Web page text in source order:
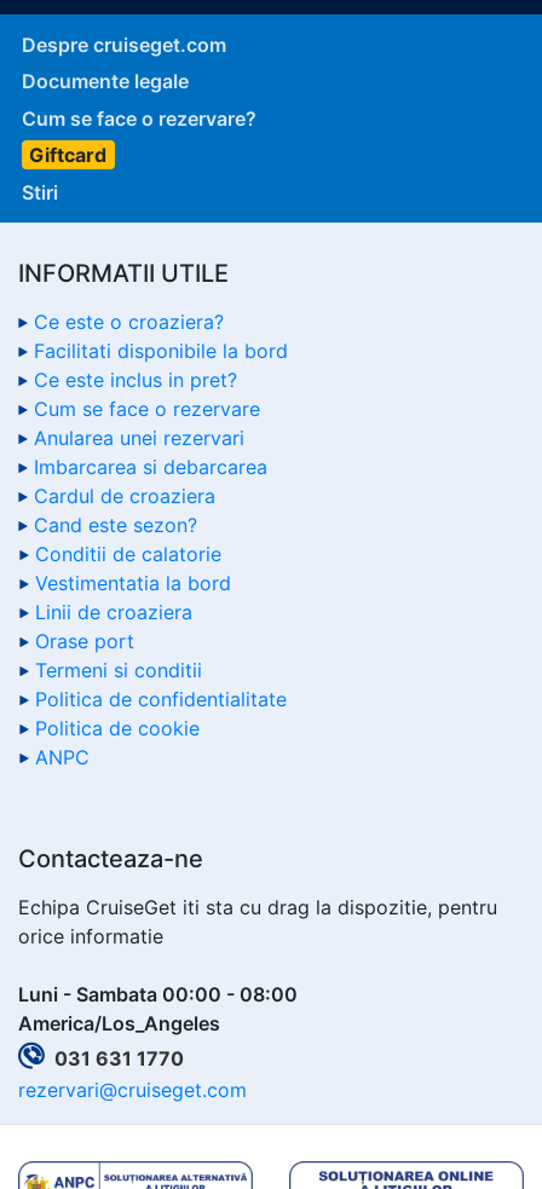
Despre cruiseget.com
Documente legale
Cum se face o rezervare?
Giftcard
Stiri
INFORMATII UTILE
Ce este o croaziera?
Facilitati disponibile la bord
Ce este inclus in pret?
Cum se face o rezervare
Anularea unei rezervari
Imbarcarea si debarcarea
Cardul de croaziera
Cand este sezon?
Conditii de calatorie
Vestimentatia la bord
Linii de croaziera
Orase port
Termeni si conditii
Politica de confidentialitate
Politica de cookie
ANPC
Contacteaza-ne
Echipa CruiseGet iti sta cu drag la dispozitie, pentru
orice informatie
Luni - Sambata 00:00 - 08:00
America/Los_Angeles
031 631 1770
rezervari@cruiseget.com